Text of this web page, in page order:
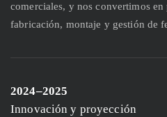
comerciales, y nos convertimos
fabricación, montaje y gestión de
2024–2025
Innovación y proyección